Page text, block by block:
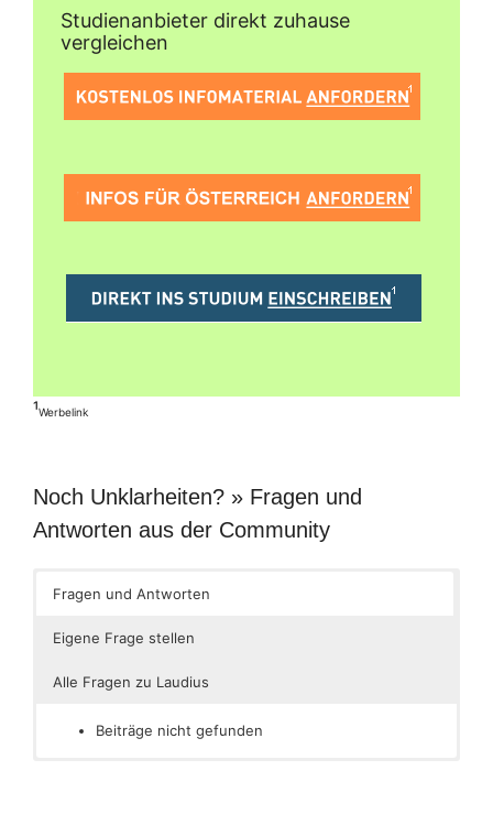
Studienanbieter direkt zuhause
vergleichen
¹Werbelink
Noch Unklarheiten? » Fragen und
Antworten aus der Community
Fragen und Antworten
Eigene Frage stellen
Alle Fragen zu Laudius
Beiträge nicht gefunden